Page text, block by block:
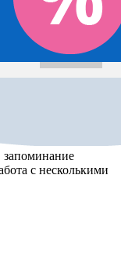
запоминание
с несколькими